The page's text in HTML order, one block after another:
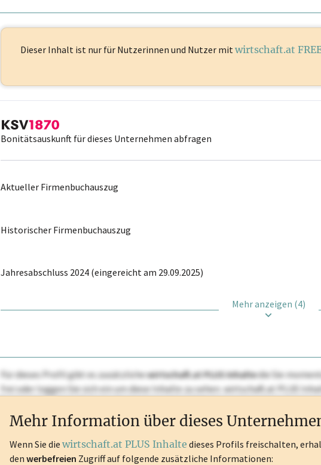
Dieser Inhalt ist nur für Nutzerinnen und Nutzer mit wirtschaft.at
Bonitätsauskunft für dieses Unternehmen abfragen
Aktueller Firmenbuchauszug
Historischer Firmenbuchauszug
Jahresabschluss 2024 (eingereicht am 29.09.2025)
Mehr anzeigen (4)
Für dieses Profil gibt es zusätzlichewirtschaft.at PLUS Inhaltedie Sie
frei oder loggen Sie sich ein um diese Inhalte zu sehen. wirtschaft.at PLUS
Mehr Information über dieses
Wenn Sie die wirtschaft.at PLUS Inhalte dieses Profils freischalten,
den werbefreien Zugriff auf folgende zusätzliche Informationen: